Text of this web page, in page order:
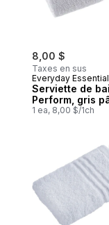
8,00 $
Taxes en sus
Everyday
Serviette de
Perform, gris
1 ea, 8,00 $/1ch